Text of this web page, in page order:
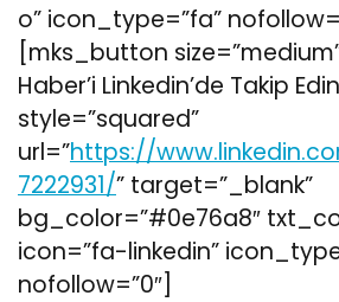
o” icon_type=”fa”
[mks_button
Haber’i Linkedin’de Takip
style=”squared”
url=”https://
7222931/” target=”_blank”
bg_color=”#0e76a8″
icon=”fa-linkedin”
nofollow=”0″]